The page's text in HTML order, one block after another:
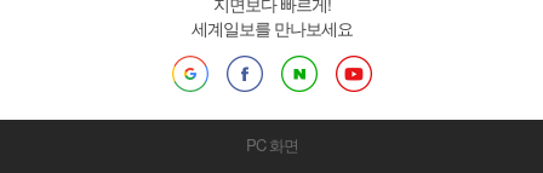
세계일보를 만나보세요
PC 화면